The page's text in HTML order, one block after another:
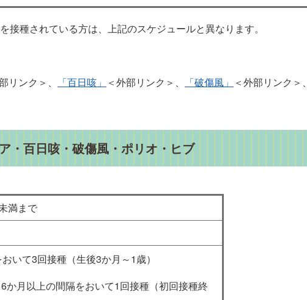
種されている方は、上記のスケジュールと異なります。
リンク＞ 「百日咳」 ＜外部リンク＞ 「破傷風」 ＜外部リンク＞
・百日咳・破傷風・ポリオ・ヒブ
満まで
いて3回接種（生後3か月～1歳）
か月以上の間隔をおいて1回接種（初回接種終